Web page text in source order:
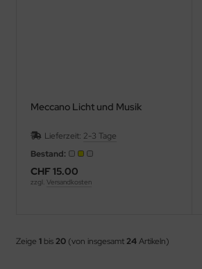
Meccano Licht und Musik
Lieferzeit: 2-3 Tage
Bestand:
CHF 15.00
zzgl. Versandkosten
Zeige 1 bis20 (von insgesamt24Artikeln)